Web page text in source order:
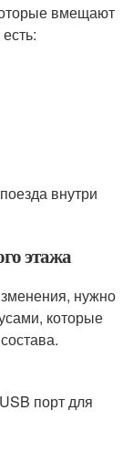
вмещают
внутри
этажа
нужно
которые
порт для